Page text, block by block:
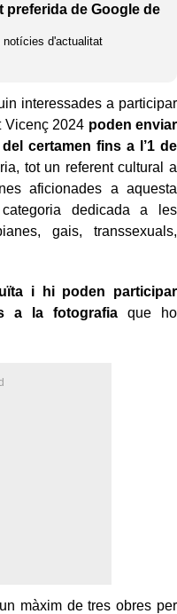
preferida de Google de
notícies d'actualitat
interessades a participar
Vicenç 2024 poden enviar
certamen fins a l’1 de
tot un referent cultural a
aficionades a aquesta
dedicada a les
gais, transsexuals,
i hi poden participar
a la fotografiaque ho
màxim de tres obres per